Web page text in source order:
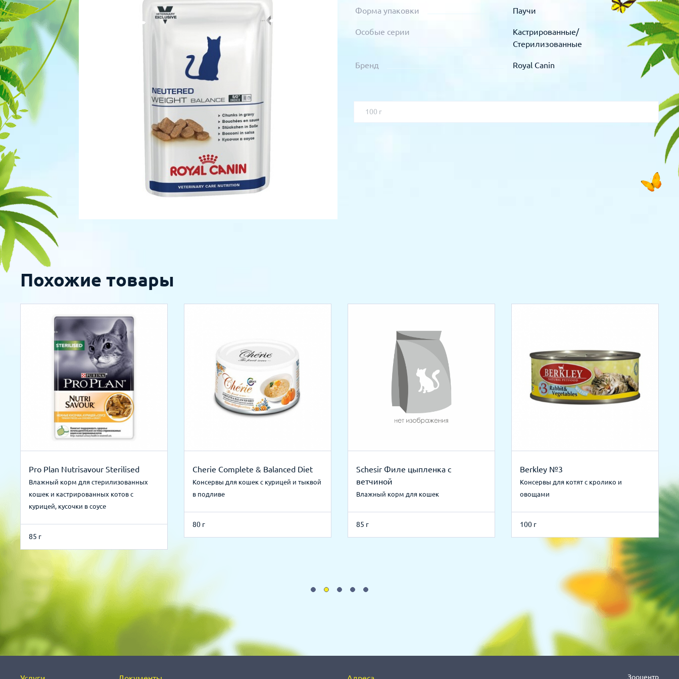
Для рыбок
Для рептилий
Процедуры
Хирургия
Стоматология
Форма упаковки Паучи
Особые серии
Кастрированные/
Стерилизованные
Бренд Royal Canin
100 г
Похожие товары
Pro Plan Nutrisavour Sterilised
Влажный корм для стерилизованных
кошек и кастрированных котов с
курицей, кусочки в соусе
85 г
Cherie Complete & Balanced Diet
Консервы для кошек с курицей и тыквой
в подливе
80 г
Schesir Филе цыпленка с
ветчиной
Влажный корм для кошек
85 г
Berkley №3
Консервы для котят с кролико и
овощами
100 г
Зооцентр